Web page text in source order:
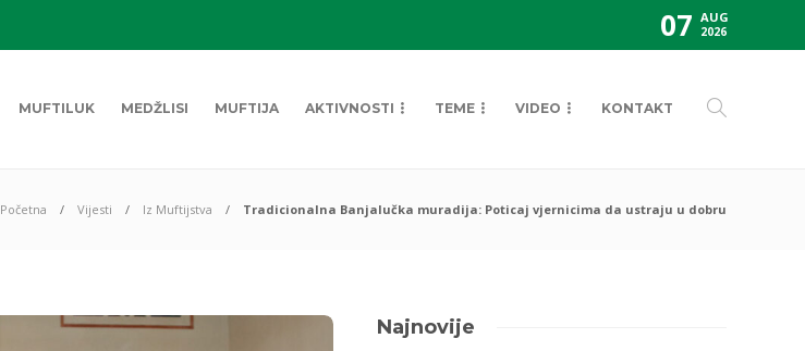
07 AUG
2026
MUFTILUK MEDŽLISI MUFTIJA AKTIVNOSTI TEME VIDEO KONTAKT
Početna Vijesti Iz Muftijstva Tradicionalna Banjalučka muradija: Poticaj vjernicima da ustraju u dobru
Najnovije